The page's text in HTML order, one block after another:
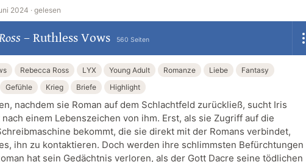
2024 · gelesen
– Ruthless Vows 560 Seiten
Rebecca Ross LYX Young Adult Romanze Liebe
Fantasy
Gefühle Krieg Briefe Highlight
nachdem sie Roman auf dem Schlachtfeld zurückließ, sucht Iris
einem Lebenszeichen von ihm. Erst, als sie Zugriff auf die
bekommt, die sie direkt mit der Romans verbindet,
ihn zu kontaktieren. Doch werden ihre schlimmsten Befürchtungen
hat sein Gedächtnis verloren, als der Gott Dacre seine tödlichen